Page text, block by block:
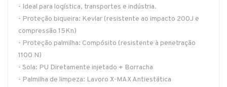
- Ideal para logística, transportes e indústria.
- Proteção biqueira: Kevlar (resistente ao impacto 200J e
compressão 15Kn)
- Proteção palmilha: Compósito (resistente à penetração
1100 N)
- Sola: PU Diretamente injetado + Borracha
- Palmilha de limpeza: Lavoro X-MAX Antiestática